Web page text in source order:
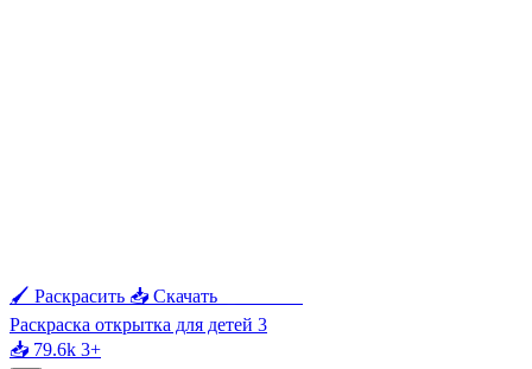
🖌 Раскрасить 📥 Скачать
Раскраска открытка для детей 3
📥 79.6k 3+